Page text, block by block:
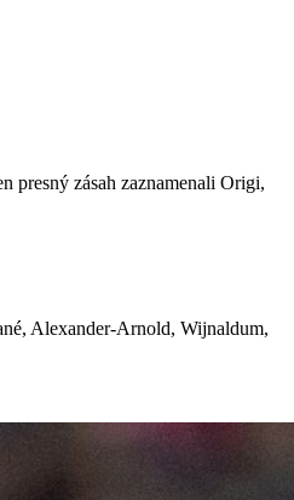
presný zásah zaznamenali Origi,
Alexander-Arnold, Wijnaldum,